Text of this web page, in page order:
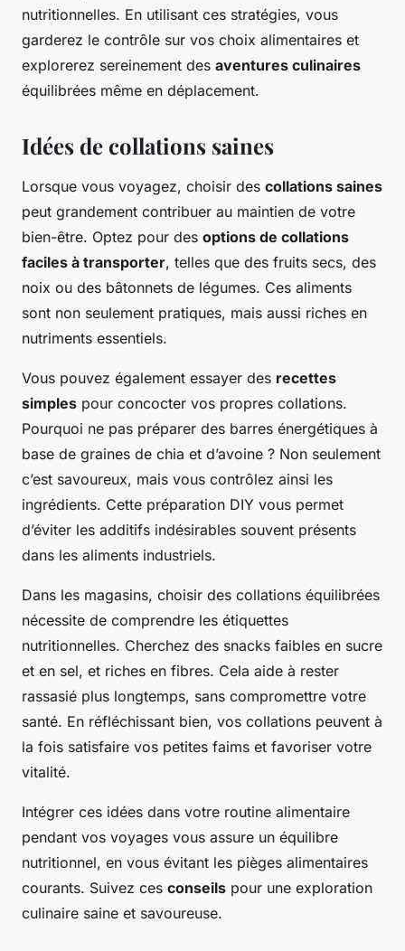
nutritionnelles. En utilisant ces stratégies, vous
garderez le contrôle sur vos choix alimentaires et
explorerez sereinement des aventures culinaires
équilibrées même en déplacement.
Idées de collations saines
Lorsque vous voyagez, choisir des collations saines
peut grandement contribuer au maintien de votre
bien-être. Optez pour des options de collations
faciles à transporter, telles que des fruits secs, des
noix ou des bâtonnets de légumes. Ces aliments
sont non seulement pratiques, mais aussi riches en
nutriments essentiels.
Vous pouvez également essayer des recettes
simples pour concocter vos propres collations.
Pourquoi ne pas préparer des barres énergétiques à
base de graines de chia et d’avoine ? Non seulement
c’est savoureux, mais vous contrôlez ainsi les
ingrédients. Cette préparation DIY vous permet
d’éviter les additifs indésirables souvent présents
dans les aliments industriels.
Dans les magasins, choisir des collations équilibrées
nécessite de comprendre les étiquettes
nutritionnelles. Cherchez des snacks faibles en sucre
et en sel, et riches en fibres. Cela aide à rester
rassasié plus longtemps, sans compromettre votre
santé. En réfléchissant bien, vos collations peuvent à
la fois satisfaire vos petites faims et favoriser votre
vitalité.
Intégrer ces idées dans votre routine alimentaire
pendant vos voyages vous assure un équilibre
nutritionnel, en vous évitant les pièges alimentaires
courants. Suivez ces conseils pour une exploration
culinaire saine et savoureuse.